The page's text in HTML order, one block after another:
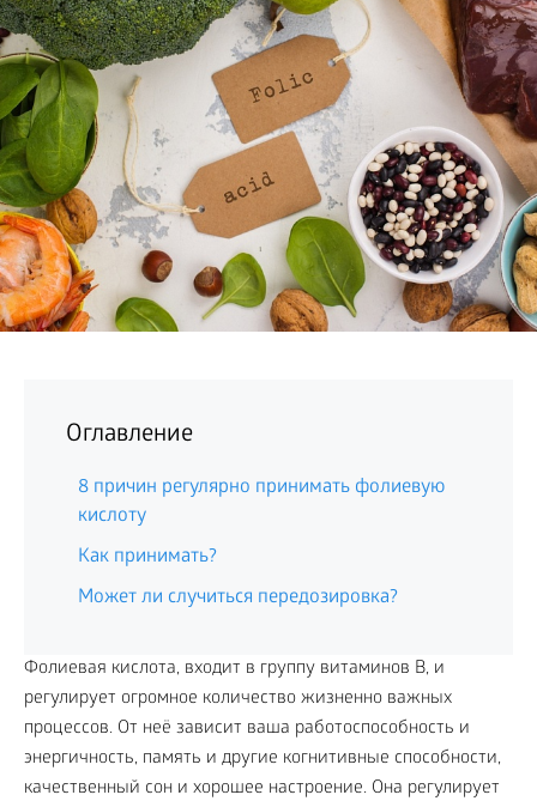
Оглавление
8 причин регулярно принимать фолиевую
кислоту
Как принимать?
Может ли случиться передозировка?
Фолиевая кислота, входит в группу витаминов B, и
регулирует огромное количество жизненно важных
процессов. От неё зависит ваша работоспособность и
энергичность, память и другие когнитивные способности,
качественный сон и хорошее настроение. Она регулирует